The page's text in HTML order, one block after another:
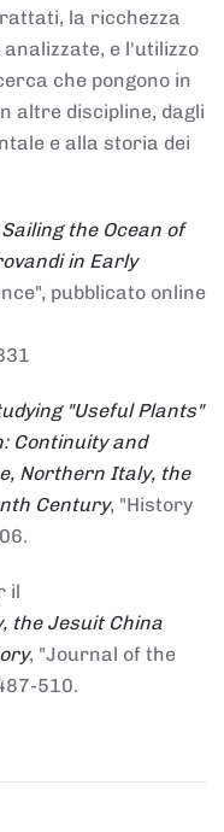
la ricchezza
e l'utilizzo
che pongono in
altre discipline, dagli
e alla storia dei
Sailing the Ocean of
in Early
pubblicato online
"Useful Plants"
Continuity and
Northern Italy, the
Century, "History
il
the Jesuit China
, "Journal of the
510.